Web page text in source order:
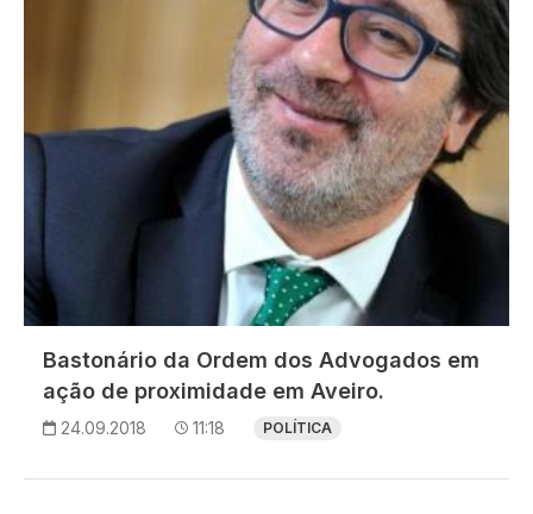
Bastonário da Ordem dos Advogados em
ação de proximidade em Aveiro.
24.09.2018 11:18 POLÍTICA